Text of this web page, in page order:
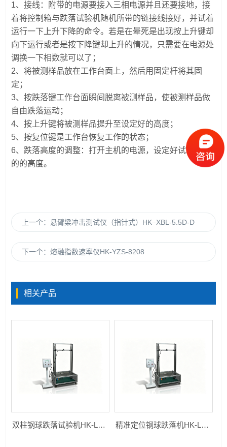
1、接线：附带的电源要接入三相电源并且还要接地，接
着将控制箱与跌落试验机随机所带的链接线接好，并试着
运行一下上升下降的命令。若是在晕死是出现按上升键却
向下运行或者是按下降键却上升的情况，只需要在电源处
调换一下相数就可以了；
2、将被测样品放在工作台面上，然后用固定杆将其固
定；
3、按跌落键工作台面瞬间脱离被测样品，使被测样品做
自由跌落运动；
4、按上升键将被测样品提升至设定好的高度；
5、按复位键是工作台恢复工作的状态；
6、跌落高度的调整：打开主机的电源，设定好试验需要
的的高度。
上一个：悬臂梁冲击测试仪（指针式）HK–XBL-5.5D-D
下一个：熔融指数速率仪HK-YZS-8208
相关产品
双柱钢球跌落试验机HK-LQT-A 精准定位钢球跌落机HK-LQT-A